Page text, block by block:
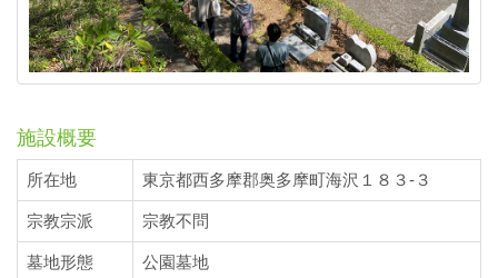
施設概要
所在地 東京都西多摩郡奥多摩町海沢１８３-３
宗教宗派 宗教不問
墓地形態 公園墓地